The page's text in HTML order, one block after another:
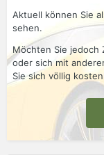
Aktuell können Sie
sehen.
Möchten Sie
oder sich mit
Sie sich völlig